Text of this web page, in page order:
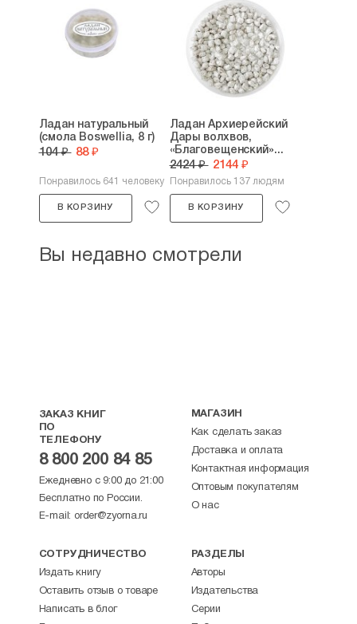
Ладан натуральный
(смола Boswellia, 8 г)
104 ₽ 88 ₽
Понравилось 641 человеку
В КОРЗИНУ
Ладан Архиерейский
Дары волхвов,
«Благовещенский»...
2424 ₽ 2144 ₽
Понравилось 137 людям
В КОРЗИНУ
Вы недавно смотрели
ЗАКАЗ КНИГ
ПО
ТЕЛЕФОНУ
8 800 200 84 85
Ежедневно с 9:00 до 21:00
Бесплатно по России.
E-mail: order@zyorna.ru
МАГАЗИН
Как сделать заказ
Доставка и оплата
Контактная информация
Оптовым покупателям
О нас
СОТРУДНИЧЕСТВО
Издать книгу
Оставить отзыв о товаре
Написать в блог
РАЗДЕЛЫ
Авторы
Издательства
Серии